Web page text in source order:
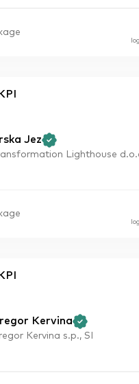
Jez
Lighthouse
Kervina
Kervina s.p., SI